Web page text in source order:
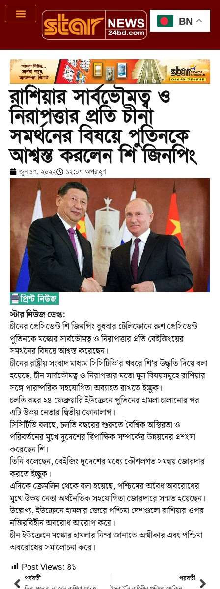
রাশিয়ার সার্বভৌমত্ব ও
নিরাপত্তার প্রতি চীনা
সমর্থনের বিষয়ে পুতিনকে
আশ্বস্ত করলেন শি জিনপিং
জুন ১৭, ২০২২ ১২:০৭ অপরাহ্ণ
স্টার নিউজ ডেস্ক:
চীনের প্রেসিডেন্ট শি জিনপিং বুধবার টেলিফোনে রুশ প্রেসিডেন্ট
পুতিনকে মস্কোর সার্বভৌমত্ব ও নিরাপত্তার প্রতি বেইজিংয়ের
সমর্থনের বিষয়ে আশ্বস্ত করেছেন।
চীনের রাষ্ট্রীয় সংবাদ মাধ্যম সিসিটিভি’র খবরে শি’র উদ্ধৃতি দিয়ে বলা
হয়েছে, চীন সার্বভৌমত্ব ও নিরাপত্তার মতো মূল বিষয়সমূহে রাশিয়ার
সঙ্গে পারষ্পরিক সহযোগিতা অব্যাহত রাখতে ইচ্ছুক।
চলতি বছর ২৪ ফেব্রুয়ারি ইউক্রেনে পুতিনের হামলা চালানোর পর
এটি উভয় নেতার দ্বিতীয় ফোনালাপ।
সিসিটিভি বলছে, চলতি বছরের শুরুতে বৈশ্বিক অস্থিরতা ও
পরিবর্তনের মুখে দুদেশের দ্বিপাক্ষিক সম্পর্কের উন্নয়নের প্রশংসা
করেছেন শি।
তিনি বলেছেন, বেইজিং দুদেশের মধ্যে কৌশলগত সমন্বয় জোরদার
করতে ইচ্ছুক।
এদিকে ক্রেমলিন থেকে বলা হয়েছে, পশ্চিমের অবৈধ অবরোধের
মুখে উভয় নেতা অর্থনৈতিক সহযোগিতা জোরদারে সম্মত হয়েছেন।
উল্লেখ্য, ইউক্রেনে হামলার জেরে পশ্চিমা দেশগুলো রাশিয়ার ওপর
নজিরবিহীন অবরোধ আরোপ করে।
চীন ইউক্রেনে মস্কোর হামলার নিন্দা জানাতে অস্বীকার এবং পশ্চিমা
অবরোধের সমালোচনা করে।
Post Views: ৪১
পূর্ববর্তী পরবর্তী
BN